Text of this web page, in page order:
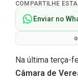
COMPARTILHE
Enviar no
Na última terça-
Câmara de